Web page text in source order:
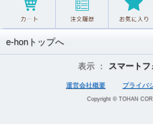
e-honトップへ
表示 ： スマートフ
運営会社概要 プライバ
Copyright © TOHAN